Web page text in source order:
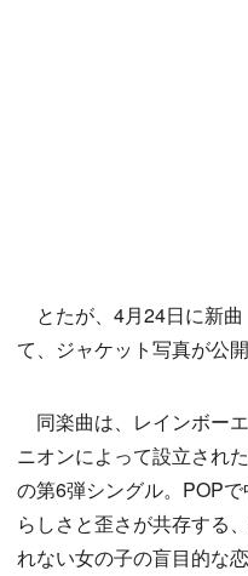
とたが、4月24日に新
て、ジャケット写真が公開
同楽曲は、レインボー
ニオンによって設立され
の第6弾シングル。POP
らしさと歪さが共存する
れない女の子の盲目的な